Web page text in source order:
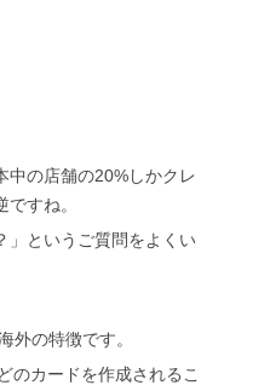
中の店舗の20%しかクレ
すね。
」というご質問をよくい
外の特徴です。
のカードを作成されるこ